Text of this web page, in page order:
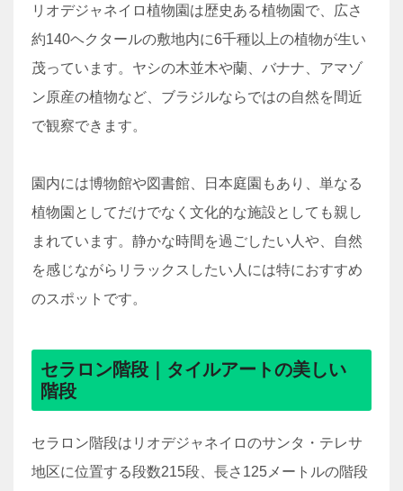
リオデジャネイロ植物園は歴史ある植物園で、広さ
約140ヘクタールの敷地内に6千種以上の植物が生い
茂っています。ヤシの木並木や蘭、バナナ、アマゾ
ン原産の植物など、ブラジルならではの自然を間近
で観察できます。
園内には博物館や図書館、日本庭園もあり、単なる
植物園としてだけでなく文化的な施設としても親し
まれています。静かな時間を過ごしたい人や、自然
を感じながらリラックスしたい人には特におすすめ
のスポットです。
セラロン階段｜タイルアートの美しい
階段
セラロン階段はリオデジャネイロのサンタ・テレサ
地区に位置する段数215段、長さ125メートルの階段